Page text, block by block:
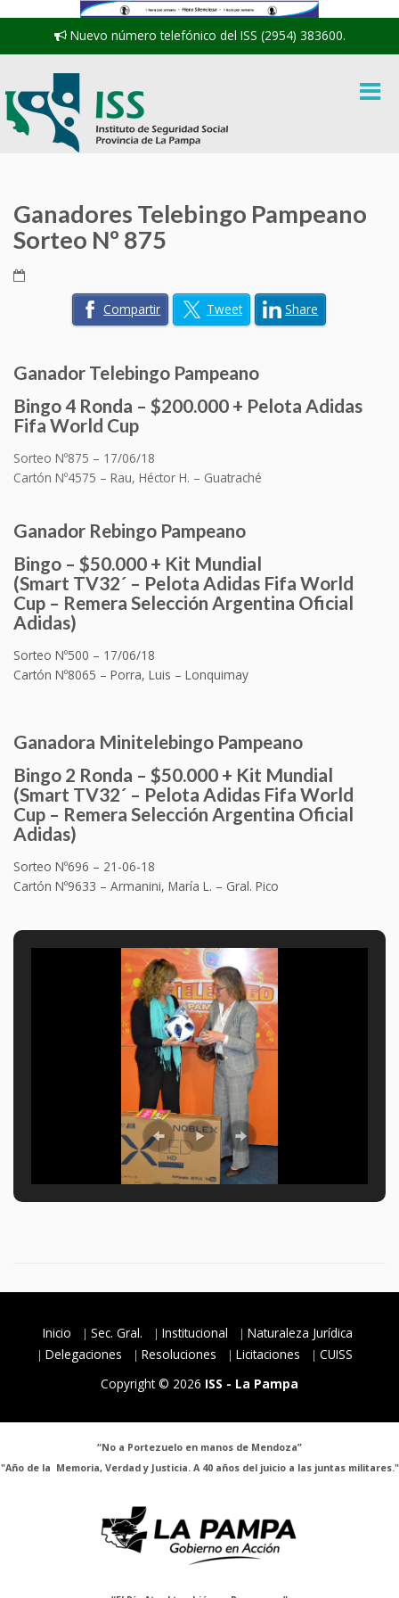
Nuevo número telefónico del ISS (2954) 383600.
Ganadores Telebingo Pampeano
Sorteo Nº 875
Compartir Tweet Share
Ganador Telebingo Pampeano
Bingo 4 Ronda – $200.000 + Pelota Adidas
Fifa World Cup
Sorteo Nº875 – 17/06/18
Cartón Nº4575 – Rau, Héctor H. – Guatraché
Ganador Rebingo Pampeano
Bingo – $50.000 + Kit Mundial
(Smart TV32´ – Pelota Adidas Fifa World
Cup – Remera Selección Argentina Oficial
Adidas)
Sorteo Nº500 – 17/06/18
Cartón Nº8065 – Porra, Luis – Lonquimay
Ganadora Minitelebingo Pampeano
Bingo 2 Ronda – $50.000 + Kit Mundial
(Smart TV32´ – Pelota Adidas Fifa World
Cup – Remera Selección Argentina Oficial
Adidas)
Sorteo Nº696 – 21-06-18
Cartón Nº9633 – Armanini, María L. – Gral. Pico
Inicio Sec. Gral. Institucional
Naturaleza Jurídica
Delegaciones
Resoluciones Licitaciones
CUISS
Copyright © 2026 ISS - La Pampa
“No a Portezuelo en manos de Mendoza”
"Año de la Memoria, Verdad y Justicia. A 40 años del juicio a las juntas militares."